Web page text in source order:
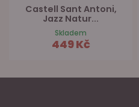
Castell Sant Antoni,
Jazz Natur...
Skladem
449 Kč